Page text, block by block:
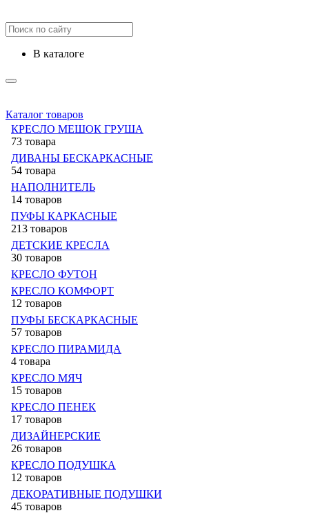
в каталоге
Каталог товаров
КРЕСЛО МЕШОК ГРУША
73 товара
ДИВАНЫ БЕСКАРКАСНЫЕ
54 товара
НАПОЛНИТЕЛЬ
14 товаров
ПУФЫ КАРКАСНЫЕ
213 товаров
ДЕТСКИЕ КРЕСЛА
30 товаров
КРЕСЛО ФУТОН
КРЕСЛО КОМФОРТ
12 товаров
ПУФЫ БЕСКАРКАСНЫЕ
57 товаров
КРЕСЛО ПИРАМИДА
4 товара
КРЕСЛО МЯЧ
15 товаров
КРЕСЛО ПЕНЕК
17 товаров
ДИЗАЙНЕРСКИЕ
26 товаров
КРЕСЛО ПОДУШКА
12 товаров
ДЕКОРАТИВНЫЕ ПОДУШКИ
45 товаров